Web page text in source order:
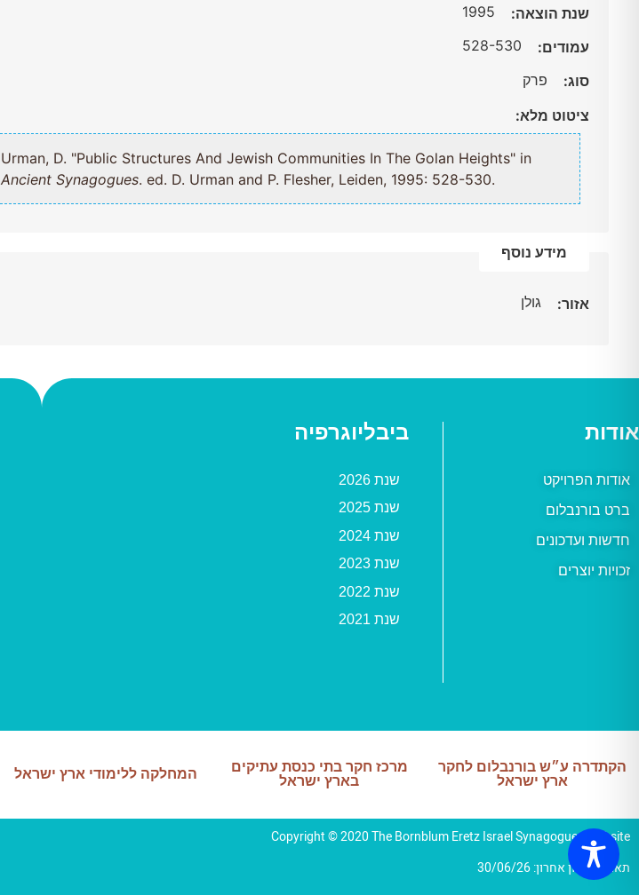
שנת הוצאה: 1995
עמודים: 528-530
סוג: פרק
ציטוט מלא:
Urman, D. "Public Structures And Jewish Communities In The Golan Heights" in
Ancient Synagogues . ed. D. Urman and P. Flesher, Leiden, 1995: 528-530.
מידע נוסף
אזור: גולן
אודות
אודות הפרויקט
ברט בורנבלום
חדשות ועדכונים
זכויות יוצרים
ביבליוגרפיה
שנת 2026
שנת 2025
שנת 2024
שנת 2023
שנת 2022
שנת 2021
הקתדרה ע״ש בורנבלום לחקר
ארץ ישראל
מרכז חקר בתי כנסת עתיקים
בארץ ישראל
המחלקה ללימודי ארץ ישראל
Copyright © 2020 The Bornblum Eretz Israel Synagogues Website
תאריך עדכון אחרון: 30/06/26